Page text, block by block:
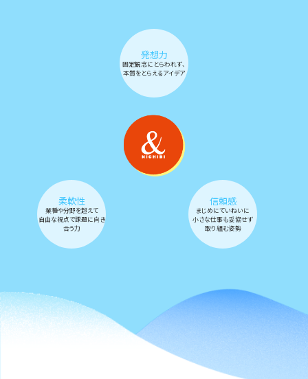
発想力
固定観念にとらわれず、
本質をとらえるアイデア
柔軟性
業種や分野を超えて
自由な視点で課題に向き
合う力
信頼感
まじめにていねいに
小さな仕事も妥協せず
取り組む姿勢